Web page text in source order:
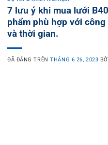
7 lưu ý khi mua lưới
phẩm phù hợp với
và thời gian.
ĐÃ ĐĂNG TRÊNTHÁNG 6 26, 2023